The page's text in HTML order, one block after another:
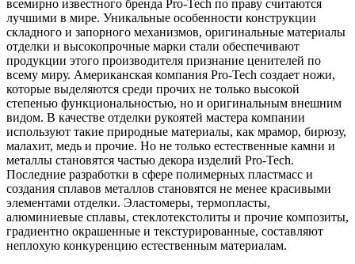
всемирно известного бренда Pro-Tech по праву считаются
лучшими в мире. Уникальные особенности конструкции
складного и запорного механизмов, оригинальные материалы
отделки и высокопрочные марки стали обеспечивают
продукции этого производителя признание ценителей по
всему миру. Американская компания Pro-Tech создает ножи,
которые выделяются среди прочих не только высокой
степенью функциональностью, но и оригинальным внешним
видом. В качестве отделки рукоятей мастера компании
используют такие природные материалы, как мрамор, бирюзу,
малахит, медь и прочие. Но не только естественные камни и
металлы становятся частью декора изделий Pro-Tech.
Последние разработки в сфере полимерных пластмасс и
создания сплавов металлов становятся не менее красивыми
элементами отделки. Эластомеры, термопласты,
алюминиевые сплавы, стеклотекстолиты и прочие композиты,
градиентно окрашенные и текстурированные, составляют
неплохую конкуренцию естественным материалам.